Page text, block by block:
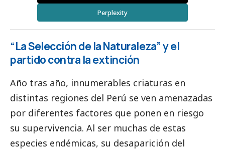
Perplexity
“La Selección de la Naturaleza” y el
partido contra la extinción
Año tras año, innumerables criaturas en
distintas regiones del Perú se ven amenazadas
por diferentes factores que ponen en riesgo
su supervivencia. Al ser muchas de estas
especies endémicas, su desaparición del